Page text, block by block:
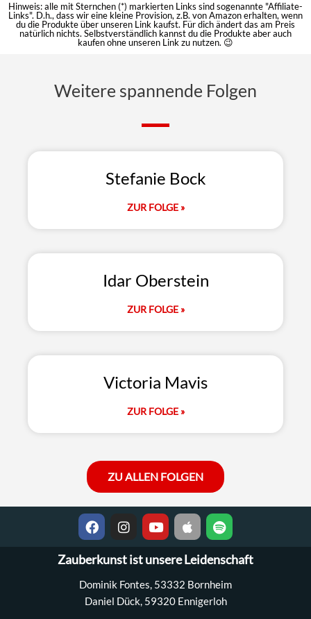
Hinweis: alle mit Sternchen (*) markierten Links sind sogenannte "Affiliate-
Links". D.h., dass wir eine kleine Provision, z.B. von Amazon erhalten, wenn
du die Produkte über unseren Link kaufst. Für dich ändert das am Preis
natürlich nichts. Selbstverständlich kannst du die Produkte aber auch
kaufen ohne unseren Link zu nutzen. 😉
Weitere spannende Folgen
Stefanie Bock
ZUR FOLGE »
Idar Oberstein
ZUR FOLGE »
Victoria Mavis
ZUR FOLGE »
ZU ALLEN FOLGEN
Zauberkunst ist unsere Leidenschaft
Dominik Fontes, 53332 Bornheim
Daniel Dück, 59320 Ennigerloh